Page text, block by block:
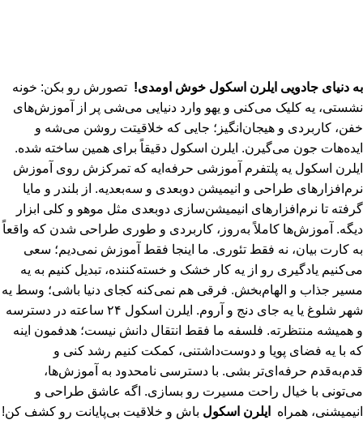
به دنیای جادویی ایلرن اسکول خوش اومدی! تصورش رو بکن: خونه
نشستی، یه کلیک می‌کنی و یهو وارد دنیایی می‌شی پر از آموزش‌های
خفن، کاربردی و هیجان‌انگیز؛ جایی که خلاقیتت روشن می‌شه و
ایده‌هات جون می‌گیرن. ایلرن اسکول دقیقاً برای همین ساخته شده.
ایلرن اسکول یه پلتفرم آموزشی حرفه‌ایه که تمرکزش روی آموزش
نرم‌افزارهای طراحی و انیمیشن دو‌بعدی و سه‌بعدیه. از بلندر و مایا
گرفته تا نرم‌افزارهای انیمیشن‌سازی دوبعدی مثل موهو و کلی ابزار
دیگه. آموزش‌ها کاملاً به‌روز، کاربردی و طوری طراحی شدن که واقعاً
به کارت بیان، نه فقط تئوری. ما اینجا فقط آموزش نمی‌دیم؛ سعی
می‌کنیم یادگیری رو از یه کار خشک و خسته‌کننده، تبدیل کنیم به یه
مسیر جذاب و الهام‌بخش. فرقی هم نمی‌کنه کجای دنیا باشی؛ وسط یه
شهر شلوغ یا یه جای دنج و آروم. ایلرن اسکول ۲۴ ساعته در دسترسه
و همیشه منتظرته. فلسفه ما فقط انتقال دانش نیست؛ هدفمون اینه
که با یه فضای پویا و دوست‌داشتنی، کمکت کنیم رشد کنی و
قدم‌به‌قدم حرفه‌ای‌تر بشی. با دسترسی نامحدود به آموزش‌ها،
می‌تونی با خیال راحت مسیرت رو بسازی. اگه عاشق طراحی و
انیمیشنی، همراه
ایلرن اسکول باش و خلاقیت بی‌پایانت رو کشف کن!